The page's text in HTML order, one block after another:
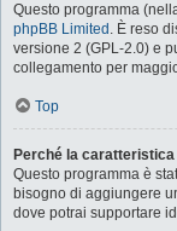
Questo programma
phpBB Limited . È reso
versione 2 (GPL-2.0) e
collegamento per
Top
Perché la
Questo programma è
bisogno di aggiungere
dove potrai supportare